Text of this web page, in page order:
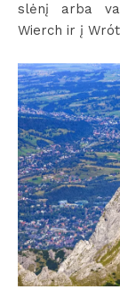
slėnį arba
Wierch ir į